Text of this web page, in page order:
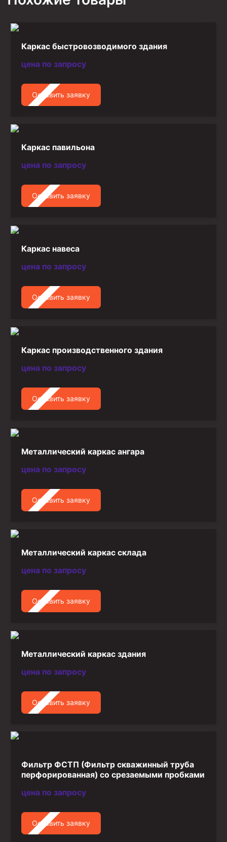
Стропы канатные
Стропы цепные
Канаты стальные
Каркас быстровозводимого здания
цена по запросу
Оставить заявку
Каркас павильона
цена по запросу
Оставить заявку
Каркас навеса
цена по запросу
Оставить заявку
Каркас производственного здания
цена по запросу
Оставить заявку
Металлический каркас ангара
цена по запросу
Оставить заявку
Металлический каркас склада
цена по запросу
Оставить заявку
Металлический каркас здания
цена по запросу
Оставить заявку
Фильтр ФСТП (Фильтр скважинный труба
перфорированная) со срезаемыми пробками
цена по запросу
Оставить заявку